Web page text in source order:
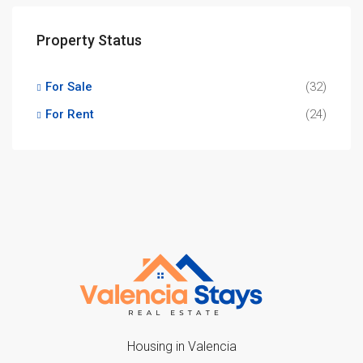
Property Status
For Sale
(32)
For Rent
(24)
Housing in Valencia